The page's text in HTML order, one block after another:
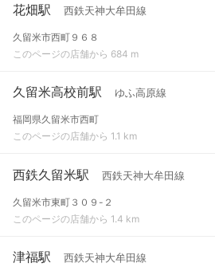
花畑駅 西鉄天神大牟田線
久留米市西町９６８
このページの店舗から 684 m
久留米高校前駅 ゆふ高原線
福岡県久留米市西町
このページの店舗から 1.1 km
西鉄久留米駅 西鉄天神大牟田線
久留米市東町３０９-２
このページの店舗から 1.4 km
津福駅 西鉄天神大牟田線